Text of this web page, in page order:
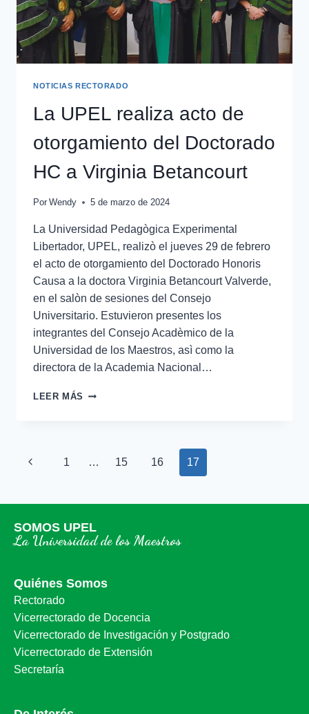
NOTICIAS RECTORADO
La UPEL realiza acto de
otorgamiento del Doctorado
HC a Virginia Betancourt
Por Wendy 5 de marzo de 2024
La Universidad Pedagògica Experimental
Libertador, UPEL, realizò el jueves 29 de febrero
el acto de otorgamiento del Doctorado Honoris
Causa a la doctora Virginia Betancourt Valverde,
en el salòn de sesiones del Consejo
Universitario. Estuvieron presentes los
integrantes del Consejo Acadèmico de la
Universidad de los Maestros, asì como la
directora de la Academia Nacional…
LEER MÁS
1 … 15 16 17
SOMOS UPEL
La Universidad de los Maestros
Quiénes Somos
Rectorado
Vicerrectorado de Docencia
Vicerrectorado de Investigación y Postgrado
Vicerrectorado de Extensión
Secretaría